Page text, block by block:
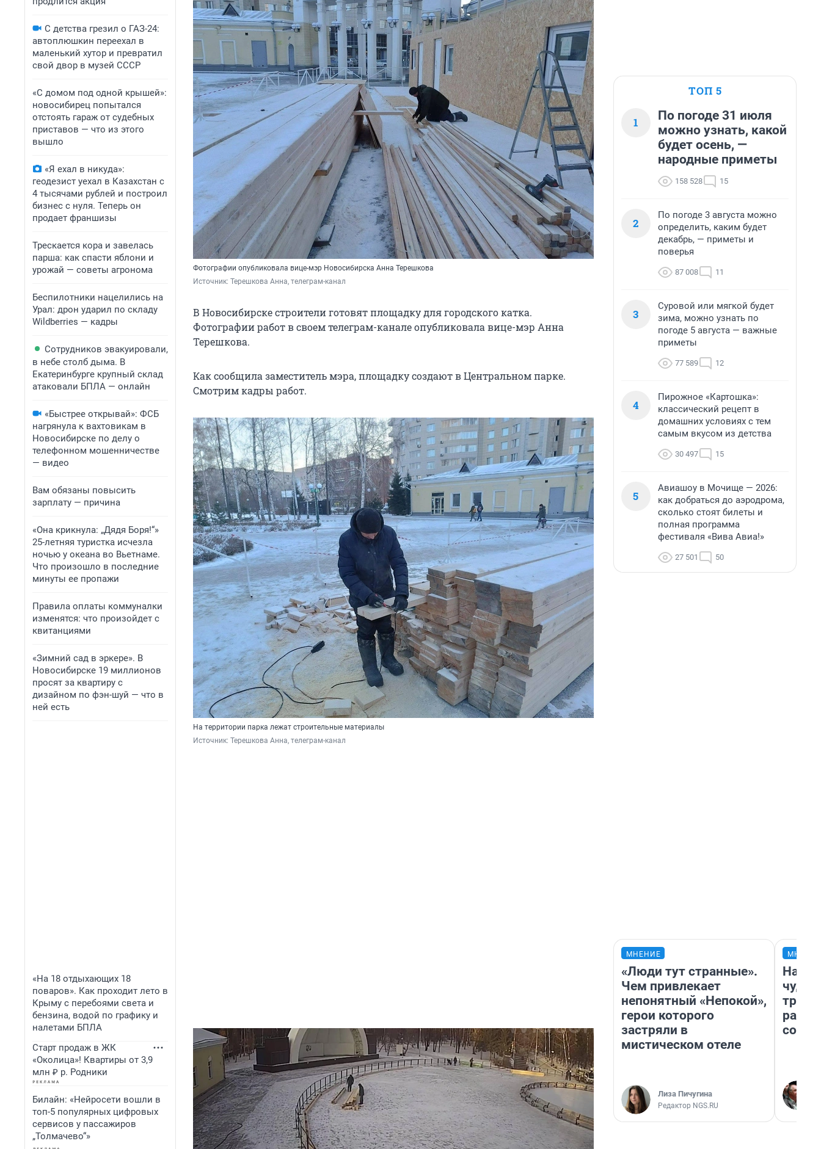
С детства грезил о ГАЗ-24:
автоплюшкин переехал в
маленький хутор и превратил
свой двор в музей СССР
«С домом под одной крышей»:
новосибирец попытался
отстоять гараж от судебных
приставов — что из этого
вышло
«Я ехал в никуда»:
геодезист уехал в Казахстан с
4 тысячами рублей и построил
бизнес с нуля. Теперь он
продает франшизы
Трескается кора и завелась
парша: как спасти яблони и
урожай — советы агронома
Беспилотники нацелились на
Урал: дрон ударил по складу
Wildberries — кадры
Сотрудников эвакуировали,
в небе столб дыма. В
Екатеринбурге крупный склад
атаковали БПЛА — онлайн
«Быстрее открывай»: ФСБ
нагрянула к вахтовикам в
Новосибирске по делу о
телефонном мошенничестве
— видео
Вам обязаны повысить
зарплату — причина
«Она крикнула: „Дядя Боря!“»
25-летняя туристка исчезла
ночью у океана во Вьетнаме.
Что произошло в последние
минуты ее пропажи
Правила оплаты коммуналки
изменятся: что произойдет с
квитанциями
«Зимний сад в эркере». В
Новосибирске 19 миллионов
просят за квартиру с
дизайном по фэн-шуй — что в
ней есть
«На 18 отдыхающих 18
поваров». Как проходит лето в
Крыму с перебоями света и
бензина, водой по графику и
налетами БПЛА
Старт продаж в ЖК
«Околица»! Квартиры от 3,9
млн ₽ р. Родники
Билайн: «Нейросети вошли в
топ-5 популярных цифровых
сервисов у пассажиров
„Толмачево“»
Фотографии опубликовала вице-мэр Новосибирска Анна Терешкова
Источник: Терешкова Анна, телеграм-канал
В Новосибирске строители готовят площадку для городского катка.
Фотографии работ в своем телеграм-канале опубликовала вице-мэр Анна
Терешкова.
Как сообщила заместитель мэра, площадку создают в Центральном парке.
Смотрим кадры работ.
На территории парка лежат строительные материалы
Источник: Терешкова Анна, телеграм-канал
ТОП 5
1
По погоде 31 июля
можно узнать, какой
будет осень, —
народные приметы
158 528 15
2
По погоде 3 августа можно
определить, каким будет
декабрь, — приметы и
поверья
87 008 11
3
Суровой или мягкой будет
зима, можно узнать по
погоде 5 августа — важные
приметы
77 589 12
4
Пирожное «Картошка»:
классический рецепт в
домашних условиях с тем
самым вкусом из детства
30 497 15
5
Авиашоу в Мочище — 2026:
как добраться до аэродрома,
сколько стоят билеты и
полная программа
фестиваля «Вива Авиа!»
27 501 50
МНЕНИЕ
«Люди тут странные».
Чем привлекает
непонятный «Непокой»,
герои которого
застряли в
мистическом отеле
Лиза Пичугина
Редактор NGS.RU